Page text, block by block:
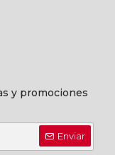
y promociones
Enviar